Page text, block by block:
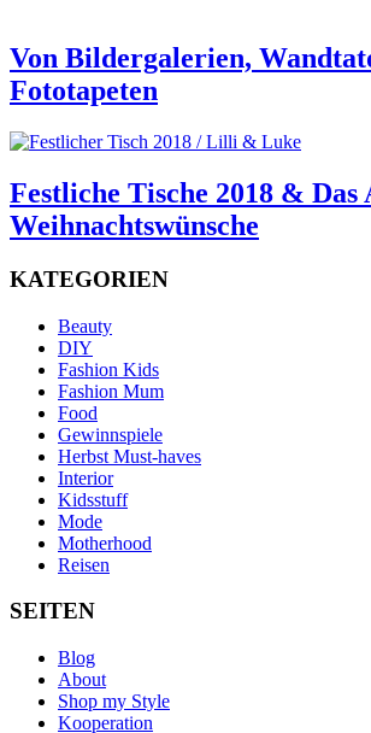
Von Bildergalerien,
Fototapeten
Festliche Tische 2018 & Das
Weihnachtswünsche
KATEGORIEN
Beauty
DIY
Fashion Kids
Fashion Mum
Food
Gewinnspiele
Herbst Must-haves
Interior
Kidsstuff
Mode
Motherhood
Reisen
SEITEN
Blog
About
Shop my Style
Kooperation